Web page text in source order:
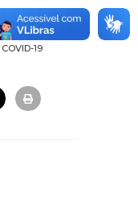
COVID-19